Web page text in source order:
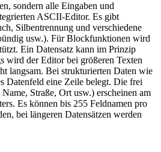
sondern alle Eingaben und
ASCII-Editor. Es gibt
Silbentrennung und verschiedene
usw.). Für Blockfunktionen wird
Ein Datensatz kann im Prinzip
wird der Editor bei größeren Texten
langsam. Bei strukturierten Daten wie
Datenfeld eine Zeile belegt. Die frei
Straße, Ort usw.) erscheinen am
Es können bis 255 Feldnamen pro
bei längeren Datensätzen werden